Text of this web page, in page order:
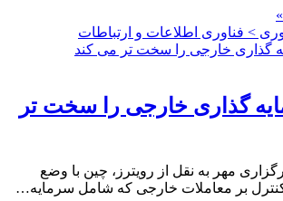
> فناوری اطلاعات و ارتباطات
گذاری خارجی را سخت تر
مهر به نقل از رویترز، چین با وضع
کنترل بر معاملات خارجی که شامل سرمایه…